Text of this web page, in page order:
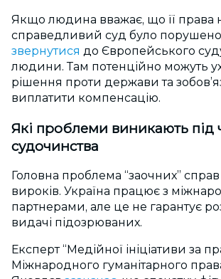
Якщо людина вважає, що її права
справедливий суд було
звернутися до Європейського
людини. Там потенційно можуть
рішення проти держави та
виплатити компенсацію.
Які проблеми виникають під
судочинства
Головна проблема “заочних”
вироків. Україна працює з
партнерами, але це не гарантує
видачі підозрюваних.
Експерт “Медійної ініціативи за
Міжнародного гуманітарного